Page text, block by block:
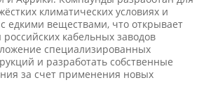
климатических условиях и
едкими веществами, что открывает
кабельных заводов
специализированных
и разработать собственные
за счет применения новых